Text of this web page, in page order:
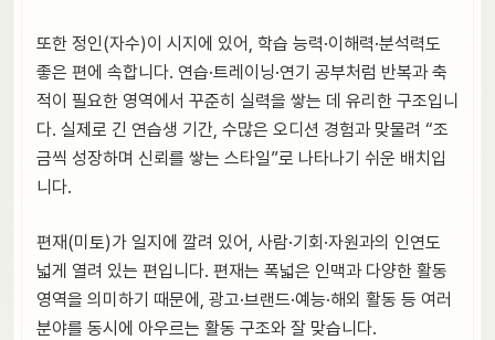
또한 정인(자수)이 시지에 있어, 학습 능력·이해력·분석력도
좋은 편에 속합니다. 연습·트레이닝·연기 공부처럼 반복과 축
적이 필요한 영역에서 꾸준히 실력을 쌓는 데 유리한 구조입니
다. 실제로 긴 연습생 기간, 수많은 오디션 경험과 맞물려 “조
금씩 성장하며 신뢰를 쌓는 스타일”로 나타나기 쉬운 배치입
니다.
편재(미토)가 일지에 깔려 있어, 사람·기회·자원과의 인연도
넓게 열려 있는 편입니다. 편재는 폭넓은 인맥과 다양한 활동
영역을 의미하기 때문에, 광고·브랜드·예능·해외 활동 등 여러
분야를 동시에 아우르는 활동 구조와 잘 맞습니다.